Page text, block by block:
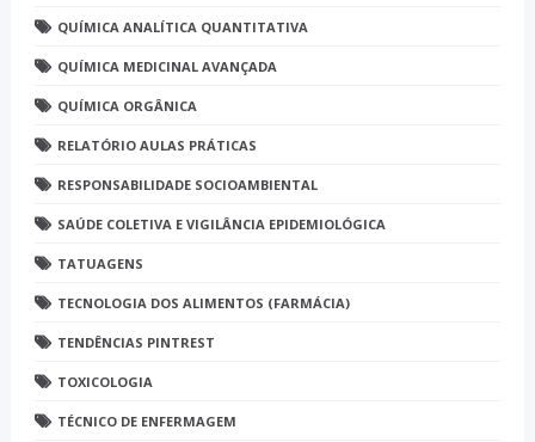
QUÍMICA ANALÍTICA QUANTITATIVA
QUÍMICA MEDICINAL AVANÇADA
QUÍMICA ORGÂNICA
RELATÓRIO AULAS PRÁTICAS
RESPONSABILIDADE SOCIOAMBIENTAL
SAÚDE COLETIVA E VIGILÂNCIA EPIDEMIOLÓGICA
TATUAGENS
TECNOLOGIA DOS ALIMENTOS (FARMÁCIA)
TENDÊNCIAS PINTREST
TOXICOLOGIA
TÉCNICO DE ENFERMAGEM